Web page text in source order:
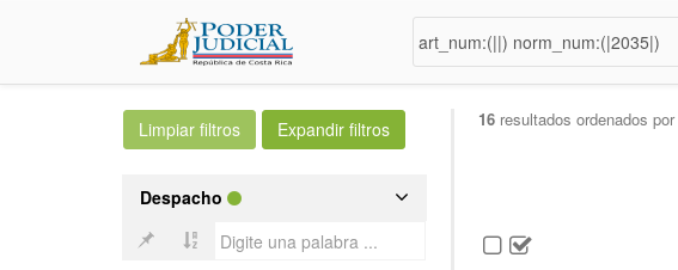
Despacho
16resultados ordenados por